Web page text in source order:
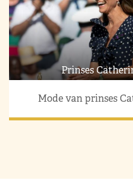
Prinses
Mode van prinses